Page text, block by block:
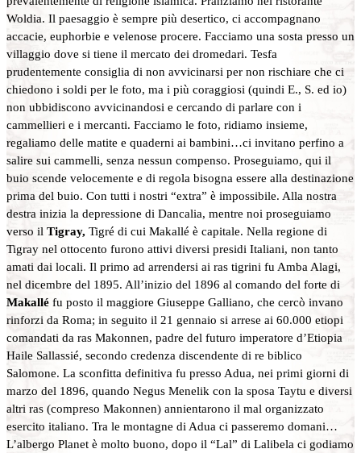
Woldia. Il paesaggio è sempre più desertico, ci accompagnano
accacie, euphorbie e velenose procere. Facciamo una sosta presso un
villaggio dove si tiene il mercato dei dromedari. Tesfa
prudentemente consiglia di non avvicinarsi per non rischiare che ci
chiedono i soldi per le foto, ma i più coraggiosi (quindi E., S. ed io)
non ubbidiscono avvicinandosi e cercando di parlare con i
cammellieri e i mercanti. Facciamo le foto, ridiamo insieme,
regaliamo delle matite e quaderni ai bambini…ci invitano perfino a
salire sui cammelli, senza nessun compenso. Proseguiamo, qui il
buio scende velocemente e di regola bisogna essere alla destinazione
prima del buio. Con tutti i nostri “extra” è impossibile. Alla nostra
destra inizia la depressione di Dancalia, mentre noi proseguiamo
verso il Tigray, Tigré di cui Makallé è capitale. Nella regione di
Tigray nel ottocento furono attivi diversi presidi Italiani, non tanto
amati dai locali. Il primo ad arrendersi ai ras tigrini fu Amba Alagi,
nel dicembre del 1895. All’inizio del 1896 al comando del forte di
Makallé fu posto il maggiore Giuseppe Galliano, che cercò invano
rinforzi da Roma; in seguito il 21 gennaio si arrese ai 60.000 etiopi
comandati da ras Makonnen, padre del futuro imperatore d’Etiopia
Haile Sallassié, secondo credenza discendente di re biblico
Salomone. La sconfitta definitiva fu presso Adua, nei primi giorni di
marzo del 1896, quando Negus Menelik con la sposa Taytu e diversi
altri ras (compreso Makonnen) annientarono il mal organizzato
esercito italiano. Tra le montagne di Adua ci passeremo domani…
L’albergo Planet è molto buono, dopo il “Lal” di Lalibela ci godiamo